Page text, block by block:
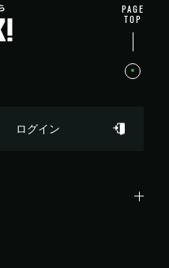
ログイン
PAGE
TOP